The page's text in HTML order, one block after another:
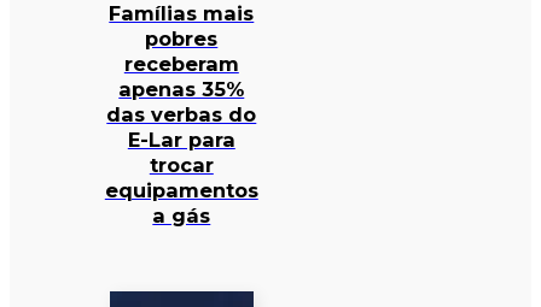
Famílias mais
pobres
receberam
apenas 35%
das verbas do
E-Lar para
trocar
equipamentos
a gás